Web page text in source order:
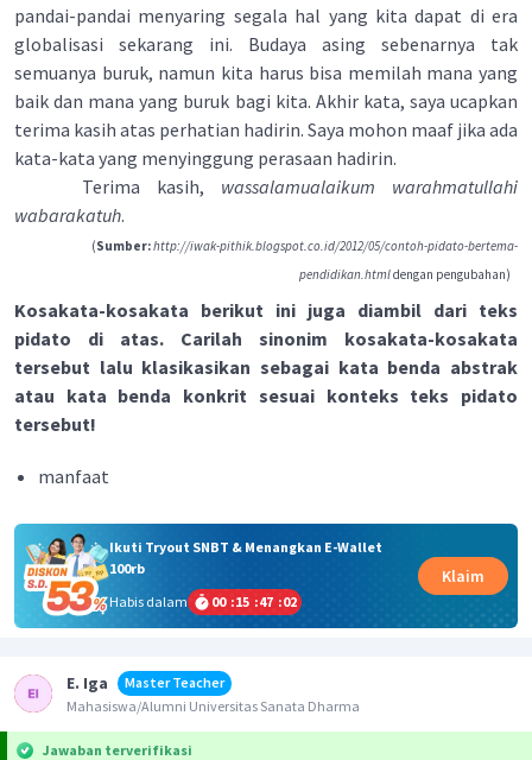
pandai-pandai menyaring segala hal yang kita dapat di era
globalisasi sekarang ini. Budaya asing sebenarnya tak
semuanya buruk, namun kita harus bisa memilah mana yang
baik dan mana yang buruk bagi kita. Akhir kata, saya ucapkan
terima kasih atas perhatian hadirin. Saya mohon maaf jika ada
kata-kata yang menyinggung perasaan hadirin.
Terima kasih, wassalamualaikum warahmatullahi
wabarakatuh.
(Sumber:http://iwak-pithik.blogspot.co.id/2012/05/contoh-pidato-bertema-
pendidikan.htmldengan pengubahan)
Kosakata-kosakata berikut ini juga diambil dari teks
pidato di atas. Carilah sinonim kosakata-kosakata
tersebut lalu klasikasikan sebagai kata benda abstrak
atau kata benda konkrit sesuai konteks teks pidato
tersebut!
manfaat
Ikuti Tryout SNBT & Menangkan E-Wallet
100rb
Habis dalam
00 :15 :47 :01
Klaim
E. Iga
Master Teacher
Mahasiswa/Alumni Universitas Sanata Dharma
Jawaban terverifikasi